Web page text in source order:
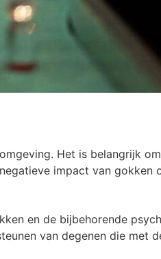
Het is belangrijk
impact van gokken
en de bijbehorende
van degenen die met